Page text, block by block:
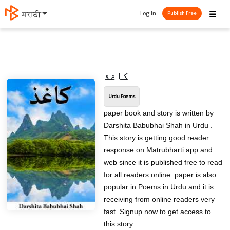
मराठी ☰
Log In Publish Free
کاغذ
Urdu Poems
paper book and story is written by
Darshita Babubhai Shah in Urdu .
This story is getting good reader
response on Matrubharti app and
web since it is published free to read
for all readers online. paper is also
popular in Poems in Urdu and it is
receiving from online readers very
fast. Signup now to get access to
this story.